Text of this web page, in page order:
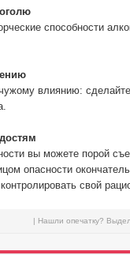
способности
влиянию:
вы можете порой
опасности
свой
| Нашли опечатку?